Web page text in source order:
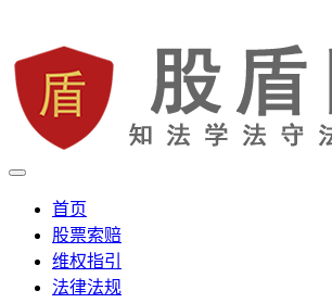
股盾网
证券股票维权网
首页
股票索赔
维权指引
法律法规